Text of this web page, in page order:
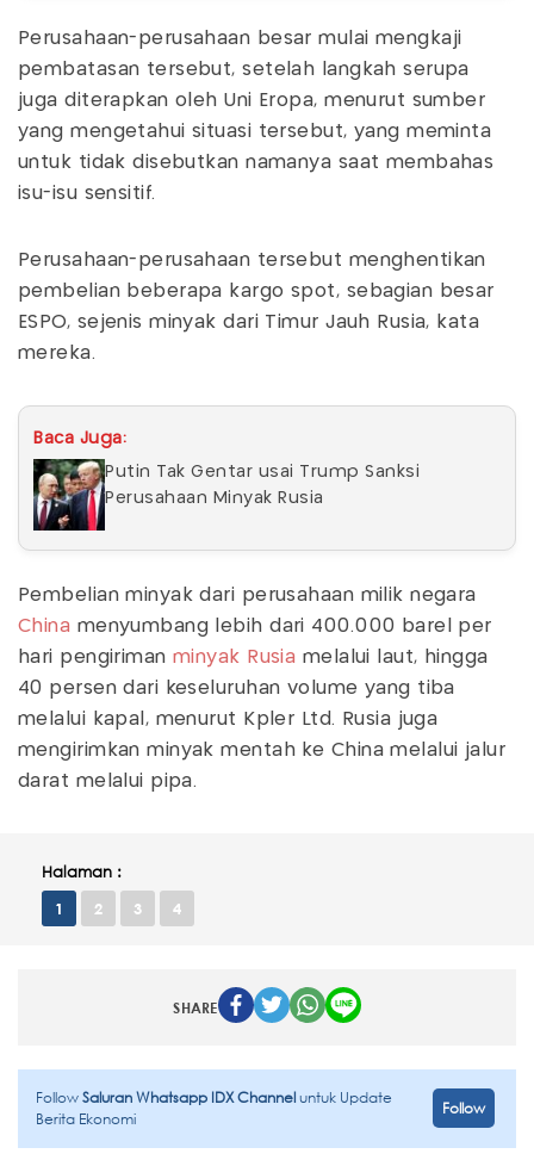
Perusahaan-perusahaan besar mulai mengkaji
pembatasan tersebut, setelah langkah serupa
juga diterapkan oleh Uni Eropa, menurut sumber
yang mengetahui situasi tersebut, yang meminta
untuk tidak disebutkan namanya saat membahas
isu-isu sensitif.
Perusahaan-perusahaan tersebut menghentikan
pembelian beberapa kargo spot, sebagian besar
ESPO, sejenis minyak dari Timur Jauh Rusia, kata
mereka.
Baca Juga:
Putin Tak Gentar usai Trump Sanksi
Perusahaan Minyak Rusia
Pembelian minyak dari perusahaan milik negara
China menyumbang lebih dari 400.000 barel per
hari pengirimanminyak Rusia melalui laut, hingga
40 persen dari keseluruhan volume yang tiba
melalui kapal, menurut Kpler Ltd. Rusia juga
mengirimkan minyak mentah ke China melalui jalur
darat melalui pipa.
Halaman :
1 2 3 4
SHARE
FollowSaluran Whatsapp IDX Channeluntuk Update
Berita Ekonomi
Follow